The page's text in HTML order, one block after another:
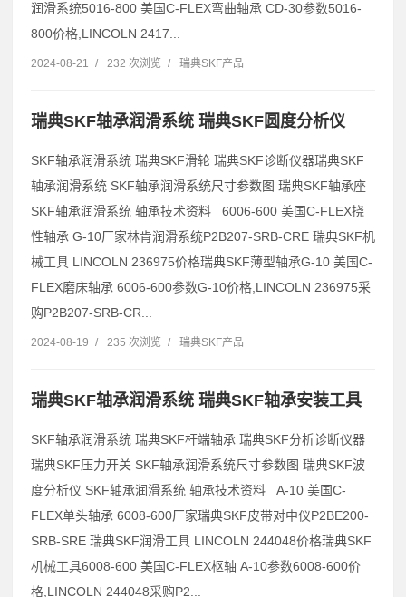
润滑系统5016-800 美国C-FLEX弯曲轴承 CD-30参数5016-
800价格,LINCOLN 2417...
2024-08-21 / 232 次浏览 / 瑞典SKF产品
瑞典SKF轴承润滑系统 瑞典SKF圆度分析仪
SKF轴承润滑系统 瑞典SKF滑轮 瑞典SKF诊断仪器瑞典SKF
轴承润滑系统 SKF轴承润滑系统尺寸参数图 瑞典SKF轴承座
SKF轴承润滑系统 轴承技术资料 6006-600 美国C-FLEX挠
性轴承 G-10厂家林肯润滑系统P2B207-SRB-CRE 瑞典SKF机
械工具 LINCOLN 236975价格瑞典SKF薄型轴承G-10 美国C-
FLEX磨床轴承 6006-600参数G-10价格,LINCOLN 236975采
购P2B207-SRB-CR...
2024-08-19 / 235 次浏览 / 瑞典SKF产品
瑞典SKF轴承润滑系统 瑞典SKF轴承安装工具
SKF轴承润滑系统 瑞典SKF杆端轴承 瑞典SKF分析诊断仪器
瑞典SKF压力开关 SKF轴承润滑系统尺寸参数图 瑞典SKF波
度分析仪 SKF轴承润滑系统 轴承技术资料 A-10 美国C-
FLEX单头轴承 6008-600厂家瑞典SKF皮带对中仪P2BE200-
SRB-SRE 瑞典SKF润滑工具 LINCOLN 244048价格瑞典SKF
机械工具6008-600 美国C-FLEX枢轴 A-10参数6008-600价
格,LINCOLN 244048采购P2...